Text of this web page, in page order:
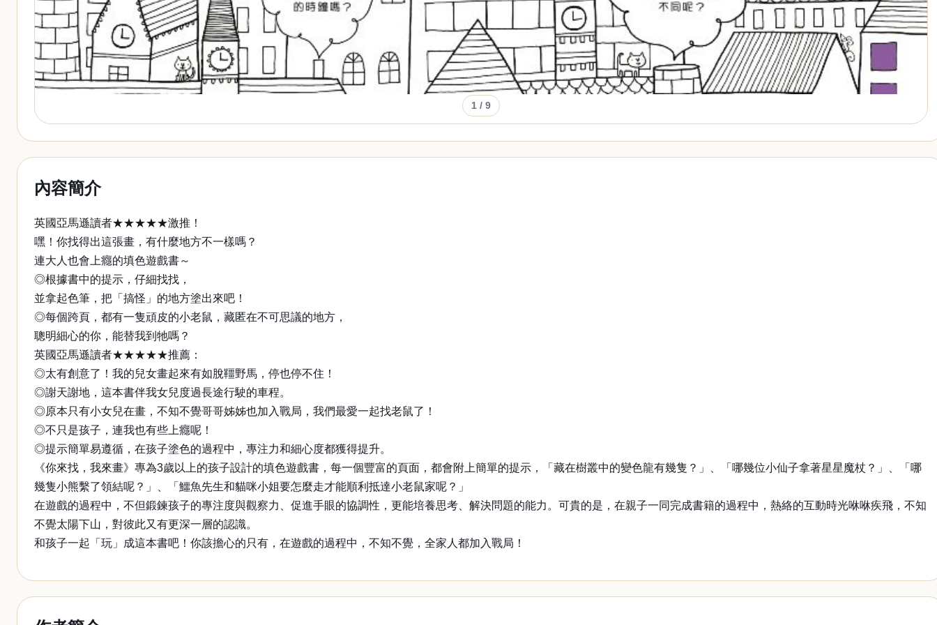
1 / 9
內容簡介
英國亞馬遜讀者★★★★★激推！
嘿！你找得出這張畫，有什麼地方不一樣嗎？
連大人也會上癮的填色遊戲書～
◎根據書中的提示，仔細找找，
並拿起色筆，把「搞怪」的地方塗出來吧！
◎每個跨頁，都有一隻頑皮的小老鼠，藏匿在不可思議的地方，
聰明細心的你，能替我到牠嗎？
英國亞馬遜讀者★★★★★推薦：
◎太有創意了！我的兒女畫起來有如脫韁野馬，停也停不住！
◎謝天謝地，這本書伴我女兒度過長途行駛的車程。
◎原本只有小女兒在畫，不知不覺哥哥姊姊也加入戰局，我們最愛一起找老鼠了！
◎不只是孩子，連我也有些上癮呢！
◎提示簡單易遵循，在孩子塗色的過程中，專注力和細心度都獲得提升。
《你來找，我來畫》專為3歲以上的孩子設計的填色遊戲書，每一個豐富的頁面，都會附上簡單的提示，「藏在樹叢中的變色龍有幾隻？」、「哪幾位小仙子拿著星星魔杖？」、「哪
幾隻小熊繫了領結呢？」、「鱷魚先生和貓咪小姐要怎麼走才能順利抵達小老鼠家呢？」
在遊戲的過程中，不但鍛鍊孩子的專注度與觀察力、促進手眼的協調性，更能培養思考、解決問題的能力。可貴的是，在親子一同完成書籍的過程中，熱絡的互動時光咻咻疾飛，不知
不覺太陽下山，對彼此又有更深一層的認識。
和孩子一起「玩」成這本書吧！你該擔心的只有，在遊戲的過程中，不知不覺，全家人都加入戰局！